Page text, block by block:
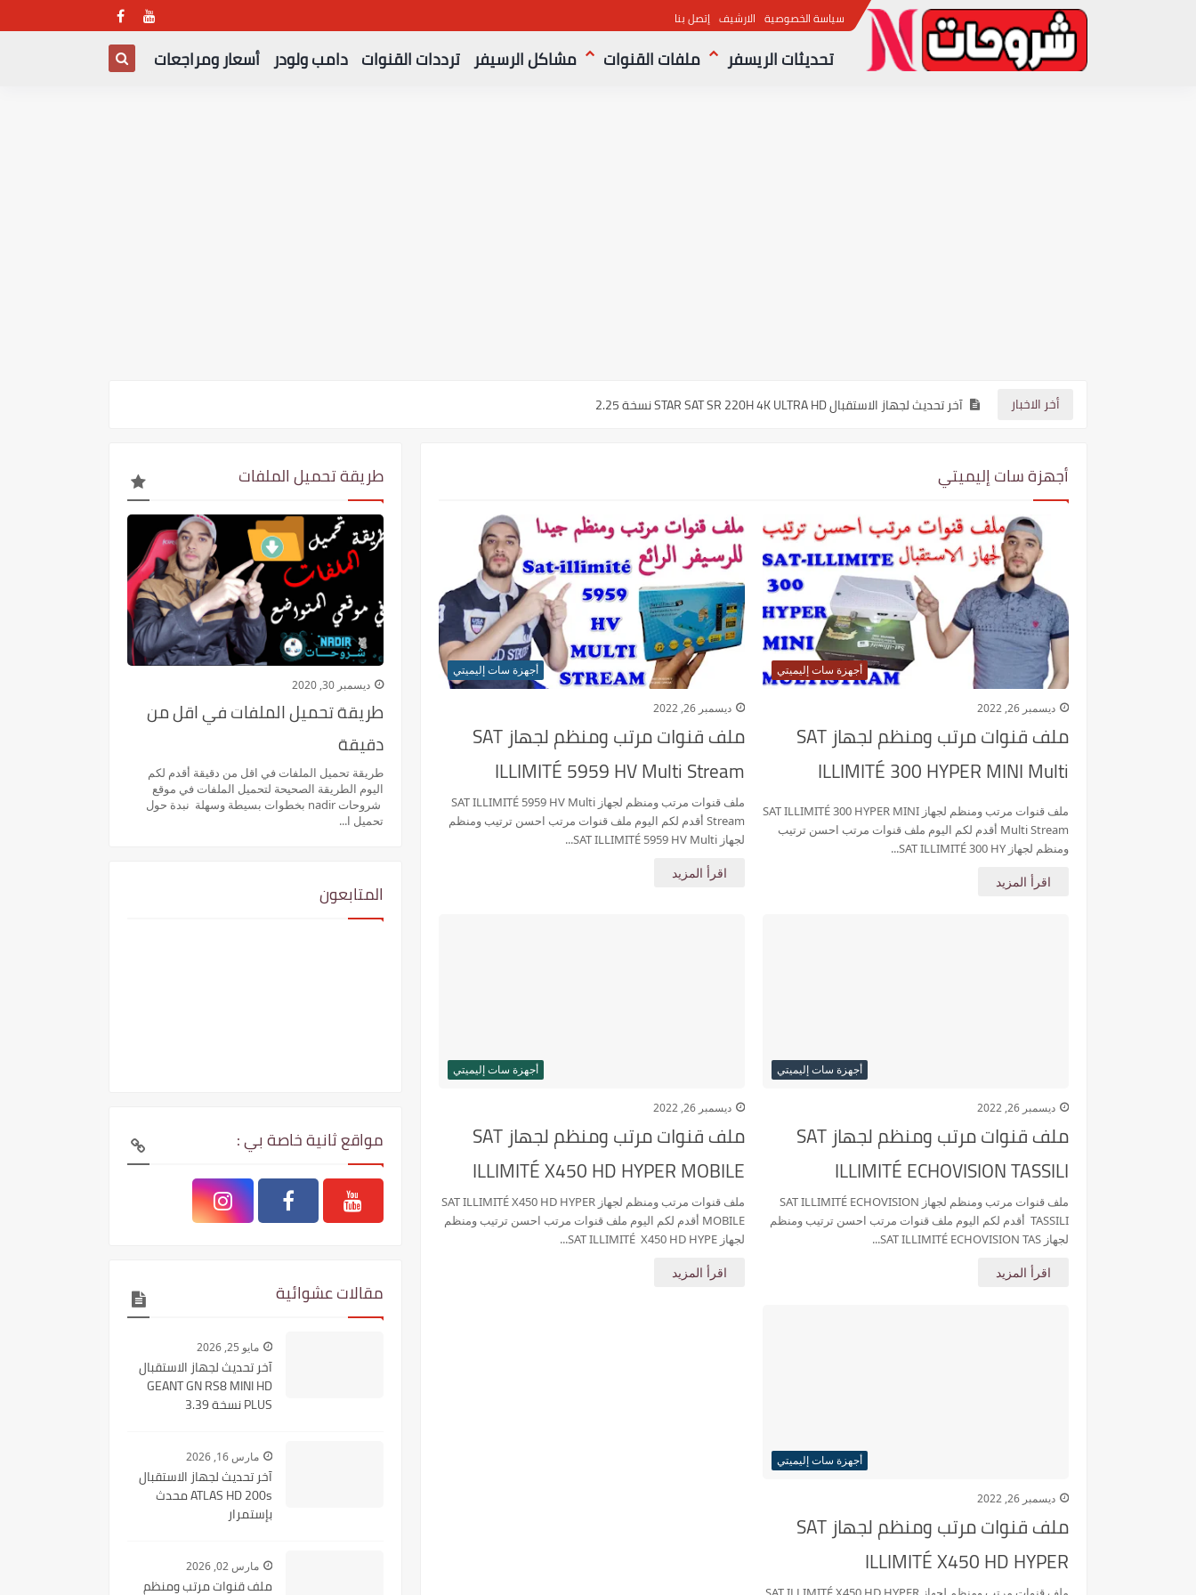
سياسة الخصوصية الارشيف إتصل بنا
تحديثات الريسفر ملفات القنوات مشاكل الرسيفر ترددات القنوات دامب ولودر أسعار ومراجعات
أخر الاخبار
آخر تحديث لجهاز الاستقبال STAR SAT SR 220H 4K ULTRA HD نسخة 2.25
آخر تحديث لجهاز الاستقبال GEANT GN DVB 6060 HD ILLIMITE نسخة 3.42
آخر تحديث لجهاز الاستقبال GEANT GN 2500 HD HYBRID نسخة 3.42
جدول مباريات اليوم في كأس العالم ..القنوات الناقلة والمعلقين
آخر تحديث لجهاز الإستقبال STAR SAT SR 200 HD EXTREME نسخة 2.25
آخر تحديث لجهاز الاستقبال STAR SAT SR 240H 4K نسخة 2.25
آخر تحديث لجهاز الاستقبال STAR SAT SR 230H 4K نسخة 2.25
آخر تحديث لجهاز الاستقبال STAR SAT SR 260H 4K نسخة 2.25
أجهزة سات إليميتي
أجهزة سات إليميتي
ديسمبر 26, 2022
ملف قنوات مرتب ومنظم لجهاز SAT
ILLIMITÉ 300 HYPER MINI Multi
Stream
ملف قنوات مرتب ومنظم لجهاز SAT ILLIMITÉ 300 HYPER MINI
Multi Stream أقدم لكم اليوم ملف قنوات مرتب احسن ترتيب
ومنظم لجهاز SAT ILLIMITÉ 300 HY...
اقرأ المزيد
أجهزة سات إليميتي
ديسمبر 26, 2022
ملف قنوات مرتب ومنظم لجهاز SAT
ILLIMITÉ 5959 HV Multi Stream
ملف قنوات مرتب ومنظم لجهاز SAT ILLIMITÉ 5959 HV Multi
Stream أقدم لكم اليوم ملف قنوات مرتب احسن ترتيب ومنظم
لجهاز SAT ILLIMITÉ 5959 HV Multi...
اقرأ المزيد
أجهزة سات إليميتي
ديسمبر 26, 2022
ملف قنوات مرتب ومنظم لجهاز SAT
ILLIMITÉ ECHOVISION TASSILI
ملف قنوات مرتب ومنظم لجهاز SAT ILLIMITÉ ECHOVISION
TASSILI أقدم لكم اليوم ملف قنوات مرتب احسن ترتيب ومنظم
لجهاز SAT ILLIMITÉ ECHOVISION TAS...
اقرأ المزيد
أجهزة سات إليميتي
ديسمبر 26, 2022
ملف قنوات مرتب ومنظم لجهاز SAT
ILLIMITÉ X450 HD HYPER MOBILE
ملف قنوات مرتب ومنظم لجهاز SAT ILLIMITÉ X450 HD HYPER
MOBILE أقدم لكم اليوم ملف قنوات مرتب احسن ترتيب ومنظم
لجهاز SAT ILLIMITÉ X450 HD HYPE...
اقرأ المزيد
أجهزة سات إليميتي
ديسمبر 26, 2022
ملف قنوات مرتب ومنظم لجهاز SAT
ILLIMITÉ X450 HD HYPER
طريقة تحميل الملفات
ديسمبر 30, 2020
طريقة تحميل الملفات في اقل من
دقيقة
طريقة تحميل الملفات في اقل من دقيقة أقدم لكم
اليوم الطريقة الصحيحة لتحميل الملفات في موقع
شروحات nadir بخطوات بسيطة وسهلة نبدة حول
تحميل ا...
المتابعون
مواقع ثانية خاصة بي :
مقالات عشوائية
مايو 25, 2026
آخر تحديث لجهاز الاستقبال
GEANT GN RS8 MINI HD
PLUS نسخة 3.39
مارس 16, 2026
آخر تحديث لجهاز الاستقبال
ATLAS HD 200s محدث
بإستمرار
مارس 02, 2026
ملف قنوات مرتب ومنظم